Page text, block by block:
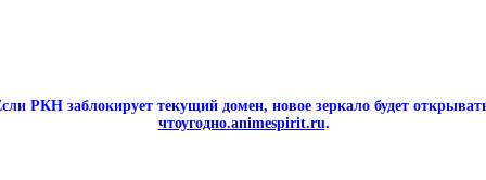
РКН заблокирует текущий домен, новое зеркало будет
чтоугодно.animespirit.ru.